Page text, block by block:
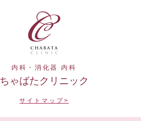
内科・消化器 内科
ちゃばたクリニック
サイトマップ>